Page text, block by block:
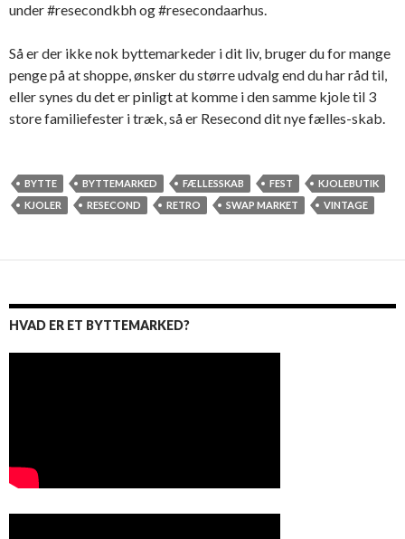
under #resecondkbh og #resecondaarhus.
Så er der ikke nok byttemarkeder i dit liv, bruger du for mange
penge på at shoppe, ønsker du større udvalg end du har råd til,
eller synes du det er pinligt at komme i den samme kjole til 3
store familiefester i træk, så er Resecond dit nye fælles-skab.
BYTTE BYTTEMARKED FÆLLESSKAB FEST
KJOLEBUTIK
KJOLER
RESECOND RETRO SWAP MARKET VINTAGE
HVAD ER ET BYTTEMARKED?